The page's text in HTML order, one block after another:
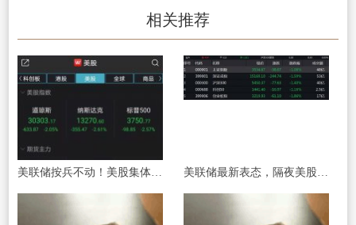
相关推荐
美联储按兵不动！美股集体下跌道指跌超 美联储最新表态，隔夜美股大跌！A股全线